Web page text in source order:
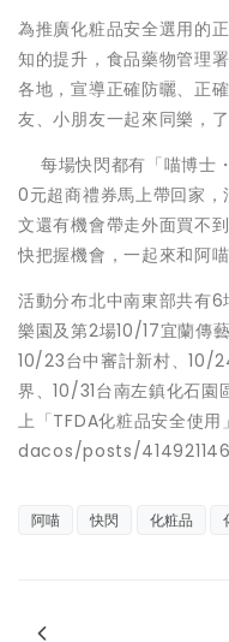
為推廣化粧品安全選用的
知的提升，食品藥物管理
各地，宣導正確防曬、正
友、小朋友一起來同樂，
每場快閃都有「喵博士
0元超商禮券馬上帶回家
文還有機會帶走外面買不
快把握機會，一起來和阿
活動分布北中南東部共有6
樂園及第2場10/17宜蘭傳
10/23台中審計新村、10/
界、10/31台南左鎮化石園
上「TFDA化粧品安全
dacos/posts/
阿喵 快閃 化粧品